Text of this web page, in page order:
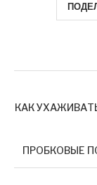
КАК
ПРОБКОВЫЕ